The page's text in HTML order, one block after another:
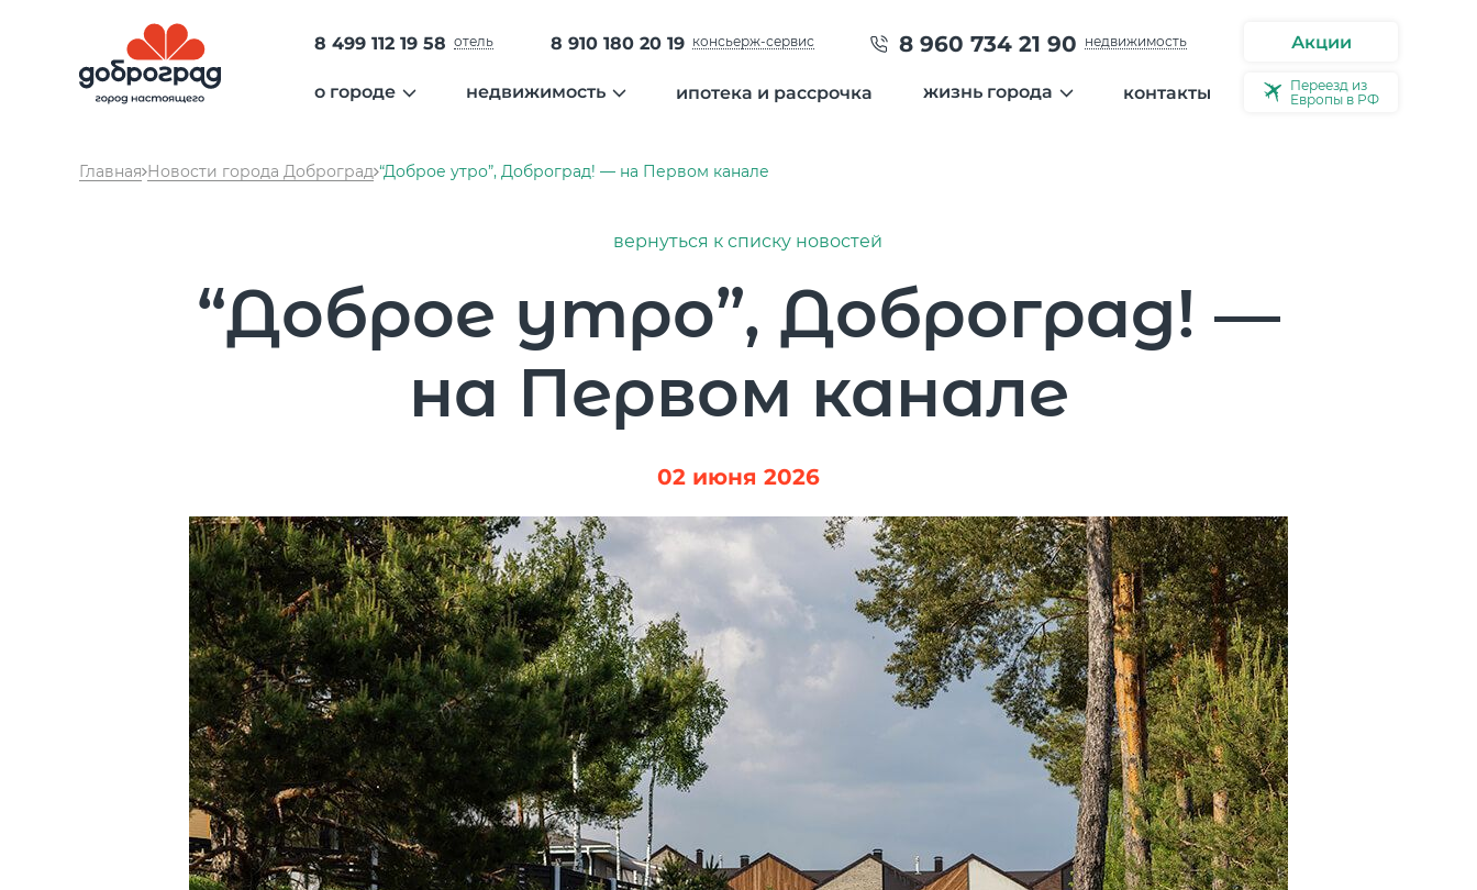
8 499 112 19 58 отель 8 910 180 20 19 консьерж-сервис 8 960 734 21 90 недвижимость Акции
о городе
администрация города
экология
сообщество
особая экономическая зона
недвижимость
таунхаусы
дневник строительства
ипотека и рассрочка жизнь города контакты
Переезд из
Европы в РФ
Главная Новости города Доброград “Доброе утро”, Доброград! — на Первом канале
вернуться к списку новостей
“Доброе утро”, Доброград! —
на Первом канале
02 июня 2026
8 800 600 01 49
8 910 180 20 19
Температура
21 °C
Давление
749 мм рт. ст
? Концентрация ЛОС 0.003 мм3/м3
? Концентрация CO2 325 ppm
? Концентрация CO 5 ppm
В пределах нормы За пределами нормы